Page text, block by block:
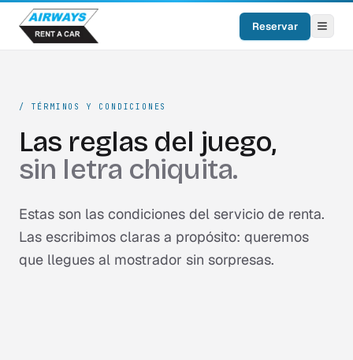
Reservar
/ TÉRMINOS Y CONDICIONES
Las reglas del juego,
sin letra chiquita.
Estas son las condiciones del servicio de renta.
Las escribimos claras a propósito: queremos
que llegues al mostrador sin sorpresas.